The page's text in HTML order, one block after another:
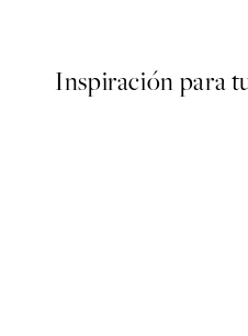
Inspiración para